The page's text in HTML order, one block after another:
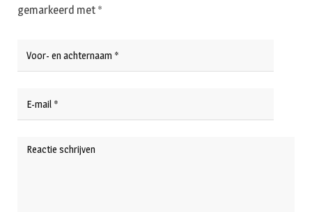
gemarkeerd met *